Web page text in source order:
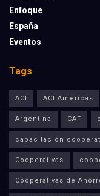
Enfoque
España
Eventos
Tags
ACI ACI Americas
Argentina CAF
capacitación
Cooperativas
Cooperativas de